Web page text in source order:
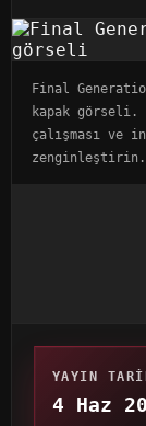
Final
kapak görseli.
çalışması ve
zenginleştirin.
YAYIN
4 Haz